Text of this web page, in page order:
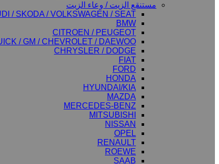
مستنقع الزيت / وعاء الزيت
/ SKODA / VOLKSWAGEN / SEAT
BMW
CITROEN / PEUGEOT
/ GM / CHEVROLET / DAEWOO
CHRYSLER / DODGE
FIAT
FORD
HONDA
HYUNDAI/KIA
MAZDA
MERCEDES-BENZ
MITSUBISHI
NISSAN
OPEL
RENAULT
ROEWE
SAAB